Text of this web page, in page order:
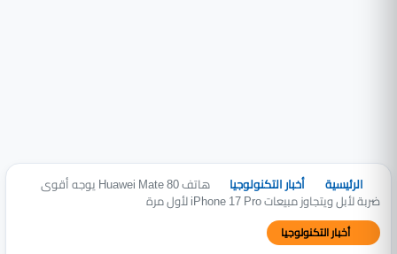
الرئيسية أخبار التكنولوجيا هاتف Huawei Mate 80 يوجه أقوى
ضربة لأبل ويتجاوز مبيعات iPhone 17 Pro لأول مرة
أخبار التكنولوجيا